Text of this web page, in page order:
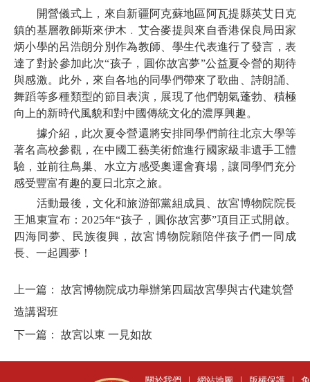
開營儀式上，來自新疆阿克蘇地區阿瓦提縣英艾日克
鎮的基層教師斯來伊木﹒艾合麥提與來自香港保良局田家
炳小學的呂浩朗分別作為教師、學生代表進行了發言，表
達了對於參加此次“孩子，圓你故宮夢”公益夏令營的期待
與感激。此外，來自各地的同學們帶來了歌曲、詩朗誦、
舞蹈等多種類型的節目表演，展現了他們朝氣蓬勃、積極
向上的新時代風貌和對中國傳統文化的濃厚興趣。
據介紹，此次夏令營還將安排同學們前往北京大學等
著名高校參觀，在中國工藝美術館進行國家級非遺手工體
驗，並前往鳥巢、水立方感受奧運會賽場，讓同學們充分
感受豐富有趣的夏日北京之旅。
活動最後，文化和旅游部黨組成員、故宮博物院院長
王旭東宣布：2025年“孩子，圓你故宮夢”項目正式開啟。
四海同夢、民族復興，故宮博物院願陪伴孩子們一同成
長、一起圓夢！
上一篇： 故宮博物院成功舉辦第四屆故宮學與古代建筑營
造講習班
下一篇： 故宮以東 一見如故